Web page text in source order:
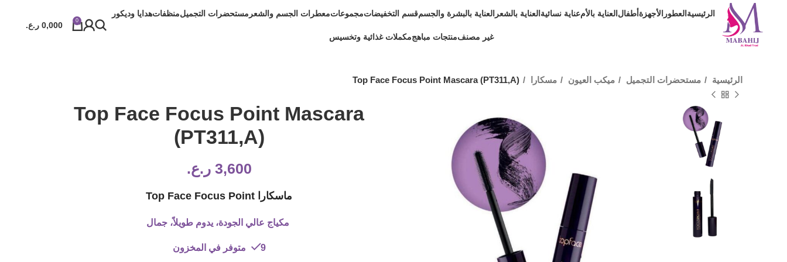
الرئيسيةالعطور الأجهزةأطفالالعناية بالأمعناية نسائيةالعناية بالشعر العناية بالبشرة والجسمقسم التخفيضاتمجموعاتمعطرات الجسم والشعر مستحضرات التجميلمنظفاتهدايا وديكور
غير مصنفمنتجات مباهجمكملات غذائية وتخسيس
0
0,000 ر.ع.
الرئيسية مستحضرات التجميل ميكب العيون مسكارا Top Face Focus Point Mascara (PT311,A)
Top Face Focus Point Mascara
(PT311,A)
3,600 ر.ع.
ماسكارا Top Face Focus Point
مكياج عالي الجودة، يدوم طويلاً، جمال
9 متوفر في المخزون